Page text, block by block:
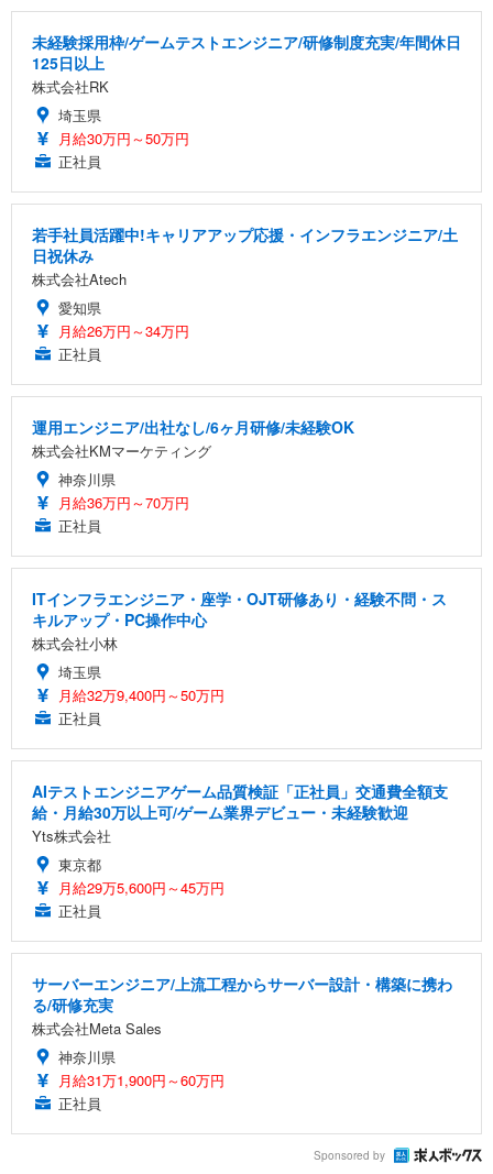
未経験採用枠/ゲームテストエンジニア/研修制度充実/年間休日
125日以上
株式会社RK
埼玉県
月給30万円～50万円
正社員
若手社員活躍中!キャリアアップ応援・インフラエンジニア/土
日祝休み
株式会社Atech
愛知県
月給26万円～34万円
正社員
運用エンジニア/出社なし/6ヶ月研修/未経験OK
株式会社KMマーケティング
神奈川県
月給36万円～70万円
正社員
ITインフラエンジニア・座学・OJT研修あり・経験不問・ス
キルアップ・PC操作中心
株式会社小林
埼玉県
月給32万9,400円～50万円
正社員
AIテストエンジニアゲーム品質検証「正社員」交通費全額支
給・月給30万以上可/ゲーム業界デビュー・未経験歓迎
Yts株式会社
東京都
月給29万5,600円～45万円
正社員
サーバーエンジニア/上流工程からサーバー設計・構築に携わ
る/研修充実
株式会社Meta Sales
神奈川県
月給31万1,900円～60万円
正社員
Sponsored by